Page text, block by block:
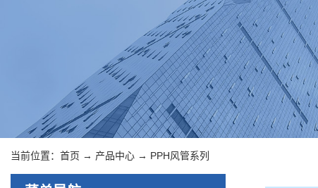
当前位置： 首页 → 产品中心 → PPH风管系列